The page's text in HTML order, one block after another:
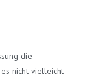
die
nicht vielleicht